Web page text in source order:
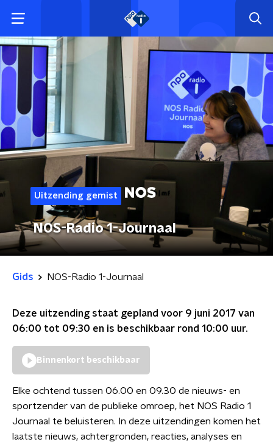
Uitzending gemist
NOS-Radio 1-Journaal
Gids NOS-Radio 1-Journaal
Deze uitzending staat gepland voor 9 juni 2017 van
06:00 tot 09:30 en is beschikbaar rond 10:00 uur.
Binnenkort beschikbaar
Elke ochtend tussen 06.00 en 09.30 de nieuws- en
sportzender van de publieke omroep, het NOS Radio 1
Journaal te beluisteren. In deze uitzendingen komen het
laatste nieuws, achtergronden, reacties, analyses en